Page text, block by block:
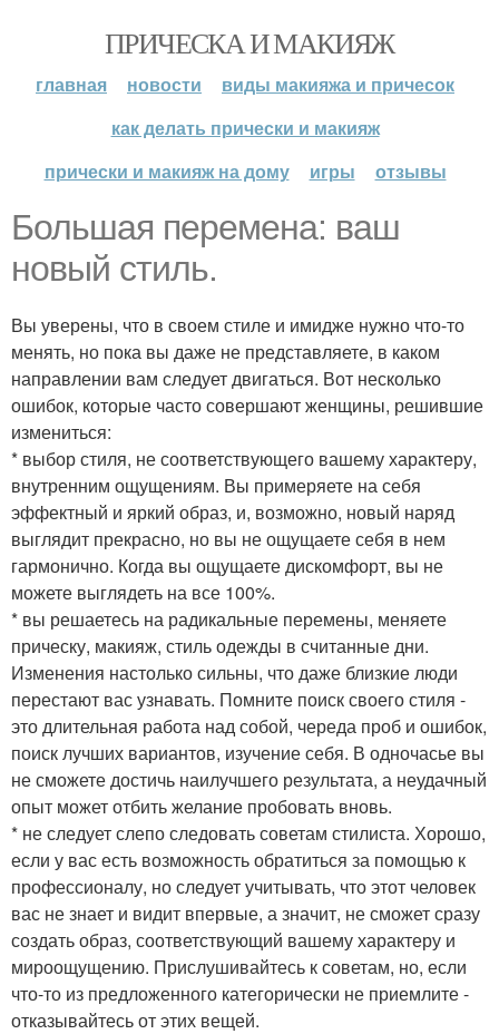
ПРИЧЕСКА И МАКИЯЖ
главная новости
виды макияжа и причесок
как делать прически и макияж
прически и макияж на дому
игры отзывы
Большая перемена: ваш
новый стиль.
Вы уверены, что в своем стиле и имидже нужно что-то
менять, но пока вы даже не представляете, в каком
направлении вам следует двигаться. Вот несколько
ошибок, которые часто совершают женщины, решившие
измениться:
* выбор стиля, не соответствующего вашему характеру,
внутренним ощущениям. Вы примеряете на себя
эффектный и яркий образ, и, возможно, новый наряд
выглядит прекрасно, но вы не ощущаете себя в нем
гармонично. Когда вы ощущаете дискомфорт, вы не
можете выглядеть на все 100%.
* вы решаетесь на радикальные перемены, меняете
прическу, макияж, стиль одежды в считанные дни.
Изменения настолько сильны, что даже близкие люди
перестают вас узнавать. Помните поиск своего стиля -
это длительная работа над собой, череда проб и ошибок,
поиск лучших вариантов, изучение себя. В одночасье вы
не сможете достичь наилучшего результата, а неудачный
опыт может отбить желание пробовать вновь.
* не следует слепо следовать советам стилиста. Хорошо,
если у вас есть возможность обратиться за помощью к
профессионалу, но следует учитывать, что этот человек
вас не знает и видит впервые, а значит, не сможет сразу
создать образ, соответствующий вашему характеру и
мироощущению. Прислушивайтесь к советам, но, если
что-то из предложенного категорически не приемлите -
отказывайтесь от этих вещей.